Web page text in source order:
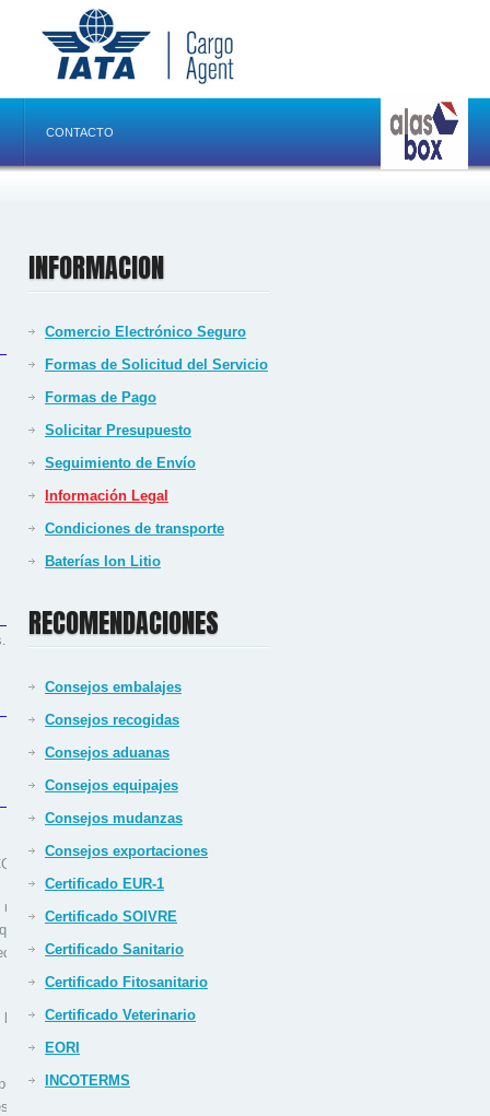
CONTACTO
& CARGO S.L.U.
y conlleva su
dichas condiciones podrán
a su publicación y aviso
servicios ofrecidos desde
los usos del tráfico y
daños y perjuicios que
INFORMACION
Comercio Electrónico Seguro
Formas de Solicitud del Servicio
Formas de Pago
Solicitar Presupuesto
Seguimiento de Envío
Información Legal
Condiciones de transporte
Baterías Ion Litio
RECOMENDACIONES
Consejos embalajes
Consejos recogidas
Consejos aduanas
Consejos equipajes
Consejos mudanzas
Consejos exportaciones
Certificado EUR-1
Certificado SOIVRE
Certificado Sanitario
Certificado Fitosanitario
Certificado Veterinario
EORI
INCOTERMS